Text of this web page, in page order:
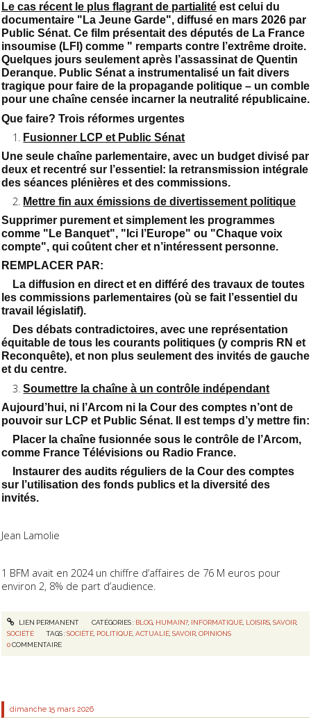
Le cas récent le plus flagrant de partialité est celui du
documentaire "La Jeune Garde", diffusé en mars 2026 par
Public Sénat. Ce film présentait des députés de La France
insoumise (LFI) comme " remparts contre l’extrême droite.
Quelques jours seulement après l’assassinat de Quentin
Deranque. Public Sénat a instrumentalisé un fait divers
tragique pour faire de la propagande politique – un comble
pour une chaîne censée incarner la neutralité républicaine.
Que faire? Trois réformes urgentes
Fusionner LCP et Public Sénat
Une seule chaîne parlementaire, avec un budget divisé par
deux et recentré sur l’essentiel: la retransmission intégrale
des séances plénières et des commissions.
Mettre fin aux émissions de divertissement politique
Supprimer purement et simplement les programmes
comme "Le Banquet", "Ici l’Europe" ou "Chaque voix
compte", qui coûtent cher et n’intéressent personne.
REMPLACER PAR:
La diffusion en direct et en différé des travaux de toutes
les commissions parlementaires (où se fait l’essentiel du
travail législatif).
Des débats contradictoires, avec une représentation
équitable de tous les courants politiques (y compris RN et
Reconquête), et non plus seulement des invités de gauche
et du centre.
Soumettre la chaîne à un contrôle indépendant
Aujourd’hui, ni l’Arcom ni la Cour des comptes n’ont de
pouvoir sur LCP et Public Sénat. Il est temps d’y mettre fin:
Placer la chaîne fusionnée sous le contrôle de l’Arcom,
comme France Télévisions ou Radio France.
Instaurer des audits réguliers de la Cour des comptes
sur l’utilisation des fonds publics et la diversité des
invités.
Jean Lamolie
1 BFM avait en 2024 un chiffre d’affaires de 76 M euros pour
environ 2, 8% de part d’audience.
LIEN PERMANENT CATÉGORIES : BLOG, HUMAIN?, INFORMATIQUE, LOISIRS, SAVOIR,
SOCIÉTÉ
TAGS :SOCIÉTÉ POLITIQUE ,ACTUALIÉ ,SAVOIR ,OPINIONS
0COMMENTAIRE
dimanche 15 mars 2026